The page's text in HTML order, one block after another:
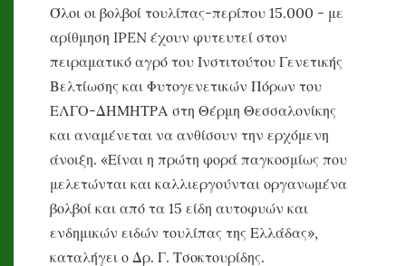
Όλοι οι βολβοί τουλίπας-περίπου 15.000 - με
αρίθμηση IPEN έχουν φυτευτεί στον
πειραματικό αγρό του Ινστιτούτου Γενετικής
Βελτίωσης και Φυτογενετικών Πόρων του
ΕΛΓΟ-ΔΗΜΗΤΡΑ στη Θέρμη Θεσσαλονίκης
και αναμένεται να ανθίσουν την ερχόμενη
άνοιξη. «Είναι η πρώτη φορά παγκοσμίως που
μελετώνται και καλλιεργούνται οργανωμένα
βολβοί και από τα 15 είδη αυτοφυών και
ενδημικών ειδών τουλίπας της Ελλάδας»,
καταλήγει ο Δρ. Γ. Τσοκτουρίδης.